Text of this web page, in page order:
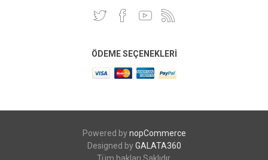
ÖDEME SEÇENEKLERI
Powered bynopCommerce
Designed byGALATA360